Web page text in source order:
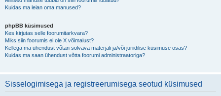
Kuidas ma leian oma manused?
phpBB küsimused
Kes kirjutas selle foorumitarkvara?
Miks siin foorumis ei ole X võimalust?
Kellega ma ühendust võtan solvava materjali ja/või juriidilise küsimuse osas?
Kuidas ma saan ühendust võtta foorumi administraatoriga?
Sisselogimisega ja registreerumisega seotud küsimused